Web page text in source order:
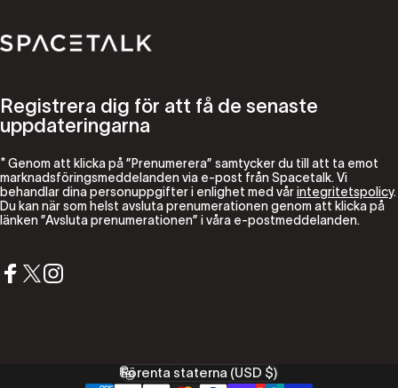
Spacetalk
Registrera dig för att få de senaste
uppdateringarna
* Genom att klicka på ”Prenumerera” samtycker du till att ta emot
marknadsföringsmeddelanden via e-post från Spacetalk. Vi
behandlar dina personuppgifter i enlighet med vårintegritetspolicy.
Du kan när som helst avsluta prenumerationen genom att klicka på
länken ”Avsluta prenumerationen” i våra e-postmeddelanden.
Land/region
Förenta staterna (USD $)